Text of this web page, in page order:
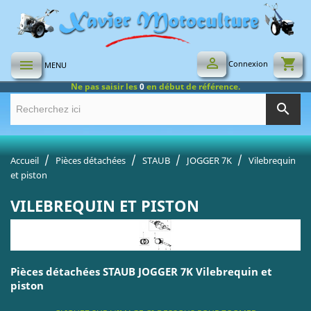
 MENU shopping_cart
 Connexion
search
Ne pas saisir les0en début de référence.
Accueil Pièces détachées STAUB JOGGER 7K
Vilebrequin
et piston
VILEBREQUIN ET PISTON
Pièces détachées STAUB JOGGER 7K Vilebrequin et
piston